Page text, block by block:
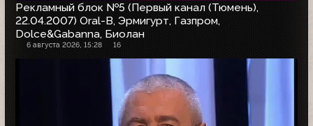
Рекламный блок №5 (Первый канал (Тюмень),
22.04.2007) Oral-B, Эрмигурт, Газпром,
Dolce&Gabanna, Биолан
6 августа 2026, 15:28 16